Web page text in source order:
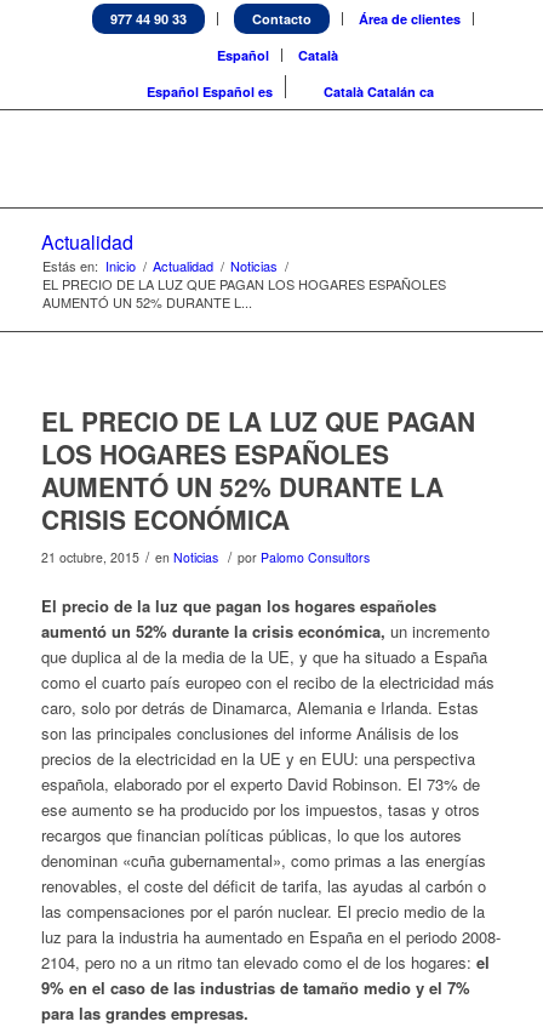
977 44 90 33 Contacto
Área de clientes
Español
Català
Español Español es Català Catalán ca
Actualidad
Estás en: Inicio / Actualidad / Noticias /
EL PRECIO DE LA LUZ QUE PAGAN LOS HOGARES ESPAÑOLES
AUMENTÓ UN 52% DURANTE L...
EL PRECIO DE LA LUZ QUE PAGAN
LOS HOGARES ESPAÑOLES
AUMENTÓ UN 52% DURANTE LA
CRISIS ECONÓMICA
21 octubre, 2015 / en Noticias / por Palomo Consultors
El precio de la luz que pagan los hogares españoles
aumentó un 52% durante la crisis económica, un incremento
que duplica al de la media de la UE, y que ha situado a España
como el cuarto país europeo con el recibo de la electricidad más
caro, solo por detrás de Dinamarca, Alemania e Irlanda. Estas
son las principales conclusiones del informe Análisis de los
precios de la electricidad en la UE y en EUU: una perspectiva
española, elaborado por el experto David Robinson. El 73% de
ese aumento se ha producido por los impuestos, tasas y otros
recargos que financian políticas públicas, lo que los autores
denominan «cuña gubernamental», como primas a las energías
renovables, el coste del déficit de tarifa, las ayudas al carbón o
las compensaciones por el parón nuclear. El precio medio de la
luz para la industria ha aumentado en España en el periodo 2008-
2104, pero no a un ritmo tan elevado como el de los hogares: el
9% en el caso de las industrias de tamaño medio y el 7%
para las grandes empresas.